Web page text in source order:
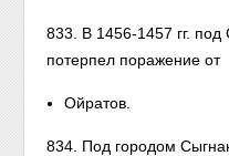
833. В 1456-1457 гг.
потерпел поражение от
Ойратов.
834. Под городом